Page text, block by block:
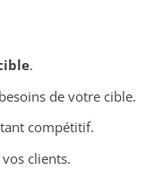
.
de votre cible.
compétitif.
clients.